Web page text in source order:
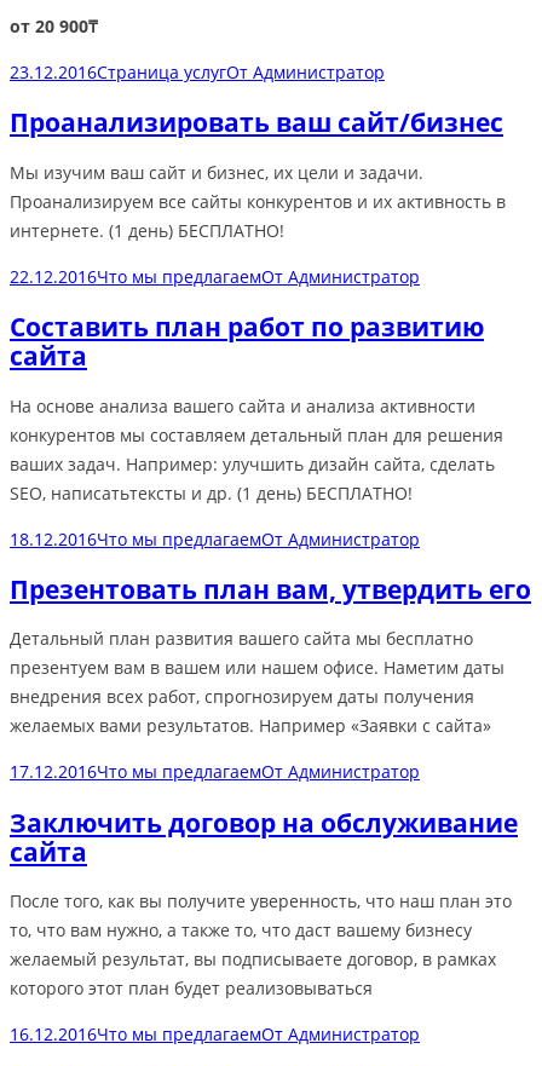
от 20 900₸
23.12.2016Страница услугОт Администратор
Проанализировать ваш сайт/бизнес
Мы изучим ваш сайт и бизнес, их цели и задачи.
Проанализируем все сайты конкурентов и их активность в
интернете. (1 день) БЕСПЛАТНО!
22.12.2016Что мы предлагаемОт Администратор
Составить план работ по развитию
сайта
На основе анализа вашего сайта и анализа активности
конкурентов мы составляем детальный план для решения
ваших задач. Например: улучшить дизайн сайта, сделать
SEO, написатьтексты и др. (1 день) БЕСПЛАТНО!
18.12.2016Что мы предлагаемОт Администратор
Презентовать план вам, утвердить его
Детальный план развития вашего сайта мы бесплатно
презентуем вам в вашем или нашем офисе. Наметим даты
внедрения всех работ, спрогнозируем даты получения
желаемых вами результатов. Например «Заявки с сайта»
17.12.2016Что мы предлагаемОт Администратор
Заключить договор на обслуживание
сайта
После того, как вы получите уверенность, что наш план это
то, что вам нужно, а также то, что даст вашему бизнесу
желаемый результат, вы подписываете договор, в рамках
которого этот план будет реализовываться
16.12.2016Что мы предлагаемОт Администратор